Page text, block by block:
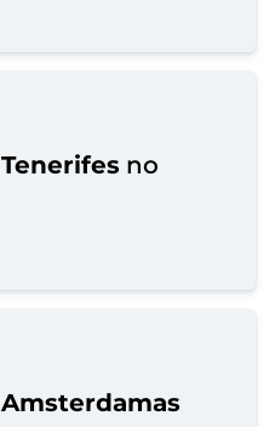
Tenerifes no
Amsterdamas